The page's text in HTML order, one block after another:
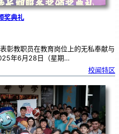
奖典礼
彰教职员在教育岗位上的无私奉献与
年6月28日（星期…
校闻特区